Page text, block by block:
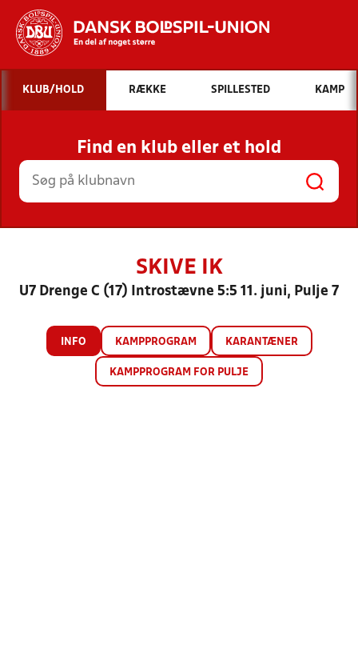
Hvad vil du søge efter?
INDHOLD OG NYHEDER
STILLINGER, RESULTATER, KLUBBER OG
HOLD
KLUB/HOLD RÆKKE SPILLESTED KAMP
Find en klub eller et hold
SKIVE IK
U7 Drenge C (17) Introstævne 5:5 11. juni, Pulje 7
INFO KAMPPROGRAM KARANTÆNER
KAMPPROGRAM FOR PULJE